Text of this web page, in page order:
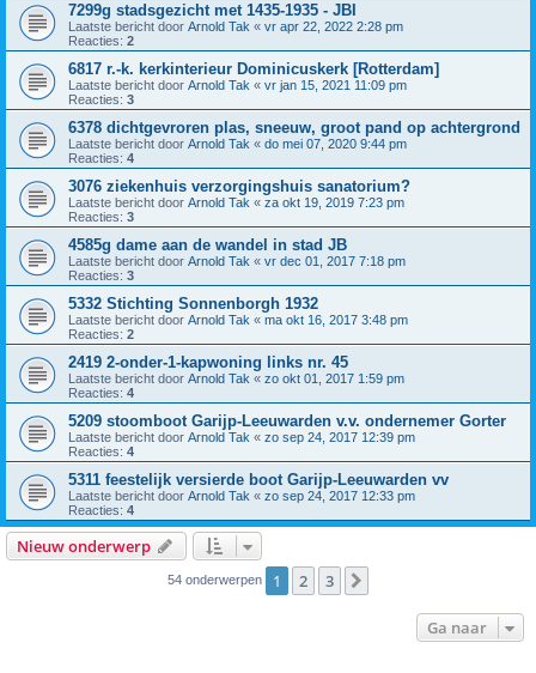
7299g stadsgezicht met 1435-1935 - JBI
Laatste bericht door Arnold Tak « vr apr 22, 2022 2:28 pm
Reacties: 2
6817 r.-k. kerkinterieur Dominicuskerk [Rotterdam]
Laatste bericht door Arnold Tak « vr jan 15, 2021 11:09 pm
Reacties: 3
6378 dichtgevroren plas, sneeuw, groot pand op achtergrond
Laatste bericht door Arnold Tak « do mei 07, 2020 9:44 pm
Reacties: 4
3076 ziekenhuis verzorgingshuis sanatorium?
Laatste bericht door Arnold Tak « za okt 19, 2019 7:23 pm
Reacties: 3
4585g dame aan de wandel in stad JB
Laatste bericht door Arnold Tak « vr dec 01, 2017 7:18 pm
Reacties: 3
5332 Stichting Sonnenborgh 1932
Laatste bericht door Arnold Tak « ma okt 16, 2017 3:48 pm
Reacties: 2
2419 2-onder-1-kapwoning links nr. 45
Laatste bericht door Arnold Tak « zo okt 01, 2017 1:59 pm
Reacties: 4
5209 stoomboot Garijp-Leeuwarden v.v. ondernemer Gorter
Laatste bericht door Arnold Tak « zo sep 24, 2017 12:39 pm
Reacties: 4
5311 feestelijk versierde boot Garijp-Leeuwarden vv
Laatste bericht door Arnold Tak « zo sep 24, 2017 12:33 pm
Reacties: 4
Nieuw onderwerp
54 onderwerpen 1 2 3
Ga naar